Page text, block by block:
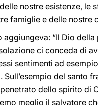
nostre esistenze, le
famiglie e delle nostre
aggiungeva: “Il Dio
ci conceda di
sentimenti ad
Sull’esempio del santo
dello spirito di
meglio il salvatore